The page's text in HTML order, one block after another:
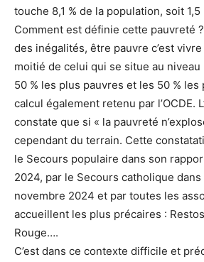
touche 8,1 % de la population, soit
Comment est définie cette pauvreté
des inégalités, être pauvre c’est
moitié de celui qui se situe au
50 % les plus pauvres et les 50 % les
calcul également retenu par l’OCDE.
constate que si « la pauvreté
cependant du terrain. Cette
le Secours populaire dans son
2024, par le Secours catholique
novembre 2024 et par toutes les
accueillent les plus précaires :
Rouge….
C’est dans ce contexte difficile et